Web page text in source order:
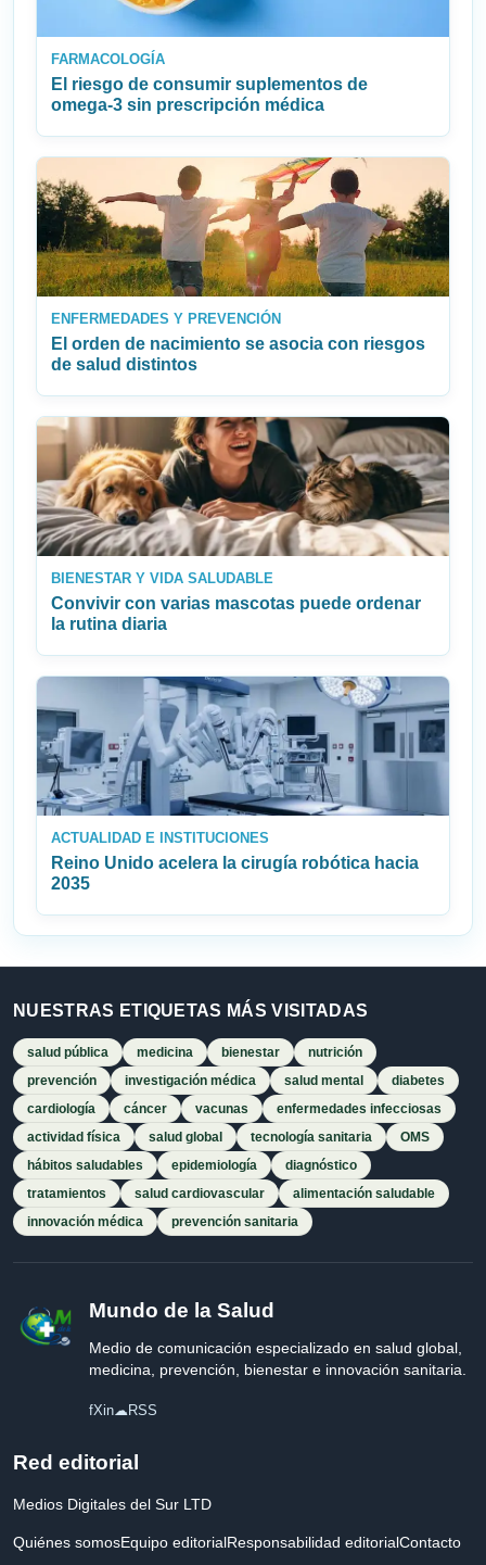
FARMACOLOGÍA
El riesgo de consumir suplementos de
omega‑3 sin prescripción médica
ENFERMEDADES Y PREVENCIÓN
El orden de nacimiento se asocia con riesgos
de salud distintos
BIENESTAR Y VIDA SALUDABLE
Convivir con varias mascotas puede ordenar
la rutina diaria
ACTUALIDAD E INSTITUCIONES
Reino Unido acelera la cirugía robótica hacia
2035
NUESTRAS ETIQUETAS MÁS VISITADAS
salud pública medicina bienestar
nutrición
prevención
investigación médica salud mental
diabetes
cardiología
cáncer vacunas
enfermedades infecciosas
actividad física
salud global tecnología sanitaria
OMS
hábitos saludables
epidemiología
diagnóstico
tratamientos
salud cardiovascular
alimentación saludable
innovación médica
prevención sanitaria
Mundo de la Salud
Medio de comunicación especializado en salud global,
medicina, prevención, bienestar e innovación sanitaria.
fXin☁RSS
Red editorial
Medios Digitales del Sur LTD
Quiénes somosEquipo editorialResponsabilidad editorialContacto